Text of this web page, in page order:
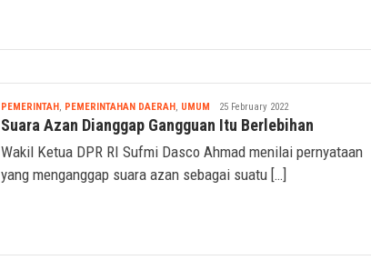
PEMERINTAH, PEMERINTAHAN DAERAH, UMUM Nabila
25 February 2022
Suara Azan Dianggap Gangguan Itu Berlebihan
Wakil Ketua DPR RI Sufmi Dasco Ahmad menilai pernyataan
yang menganggap suara azan sebagai suatu […]